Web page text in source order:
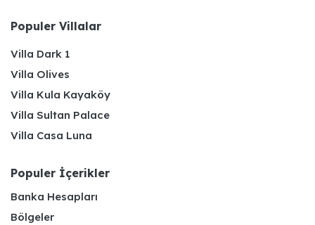
Populer Villalar
Villa Dark 1
Villa Olives
Villa Kula Kayaköy
Villa Sultan Palace
Villa Casa Luna
Populer İçerikler
Banka Hesapları
Bölgeler